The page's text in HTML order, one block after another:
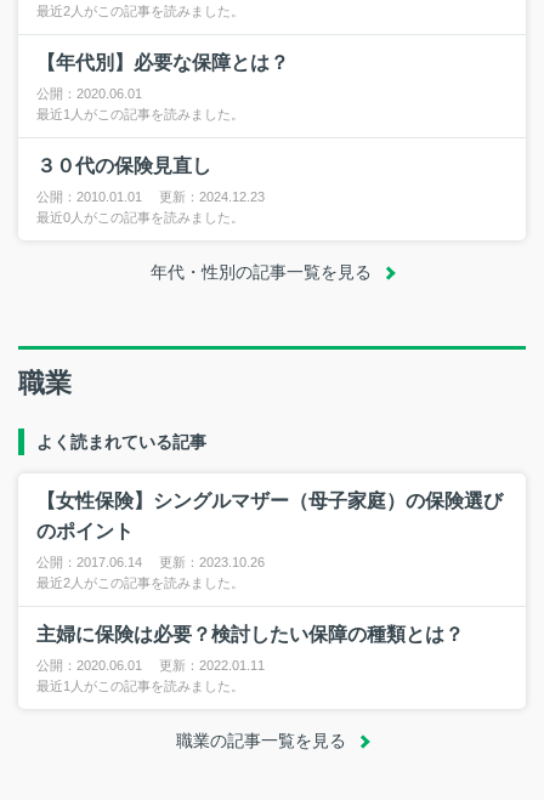
最近2人がこの記事を読みました。
【年代別】必要な保障とは？
公開：2020.06.01
最近1人がこの記事を読みました。
３０代の保険見直し
公開：2010.01.01 更新：2024.12.23
最近0人がこの記事を読みました。
年代・性別の記事一覧を見る
職業
よく読まれている記事
【女性保険】シングルマザー（母子家庭）の保険選び
のポイント
公開：2017.06.14 更新：2023.10.26
最近2人がこの記事を読みました。
主婦に保険は必要？検討したい保障の種類とは？
公開：2020.06.01 更新：2022.01.11
最近1人がこの記事を読みました。
職業の記事一覧を見る